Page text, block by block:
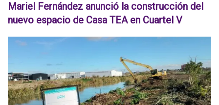
Mariel Fernández anunció la construcción del
nuevo espacio de Casa TEA en Cuartel V